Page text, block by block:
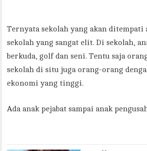
Ternyata sekolah yang akan ditempati
sekolah yang sangat elit. Di sekolah,
berkuda, golf dan seni. Tentu saja
sekolah di situ juga orang-orang
ekonomi yang tinggi.
Ada anak pejabat sampai anak